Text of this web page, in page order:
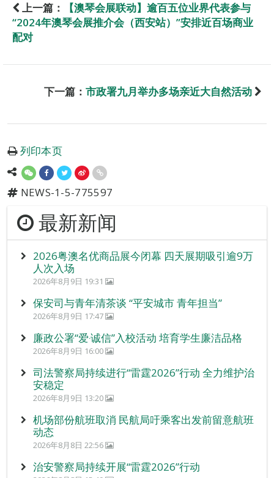
上一篇：
【澳琴会展联动】逾百五位业界代表参与
“2024年澳琴会展推介会（西安站）”安排近百场商业
配对
下一篇： 市政署九月举办多场亲近大自然活动
列印本页
NEWS-1-5-775597
最新新闻
2026粤澳名优商品展今闭幕 四天展期吸引逾9万
人次入场
2026年8月9日 19:31
保安司与青年清茶谈 “平安城市 青年担当”
2026年8月9日 17:47
廉政公署“爱‧诚信”入校活动 培育学生廉洁品格
2026年8月9日 16:00
司法警察局持续进行“雷霆2026”行动 全力维护治
安稳定
2026年8月9日 13:20
机场部份航班取消 民航局吁乘客出发前留意航班
动态
2026年8月8日 22:56
治安警察局持续开展“雷霆2026”行动